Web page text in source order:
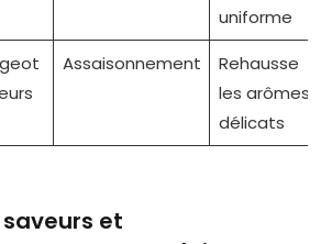
uniforme
Assaisonnement
Rehausse
les arômes
délicats
et